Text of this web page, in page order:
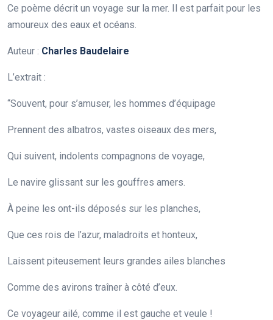
Ce poème décrit un voyage sur la mer. Il est parfait pour les
amoureux des eaux et océans.
Auteur : Charles Baudelaire
L’extrait :
“Souvent, pour s’amuser, les hommes d’équipage
Prennent des albatros, vastes oiseaux des mers,
Qui suivent, indolents compagnons de voyage,
Le navire glissant sur les gouffres amers.
À peine les ont-ils déposés sur les planches,
Que ces rois de l’azur, maladroits et honteux,
Laissent piteusement leurs grandes ailes blanches
Comme des avirons traîner à côté d’eux.
Ce voyageur ailé, comme il est gauche et veule !